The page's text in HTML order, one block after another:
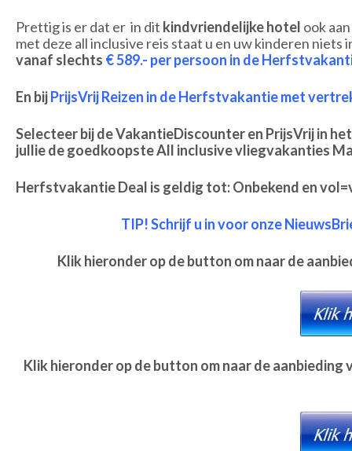
Prettig is er dat er in dit kindvriendelijke hotel ook
met deze all inclusive reis staat u en uw kinderen
vanaf slechts € 589.- per persoon in de
En bijPrijsVrij Reizen in de Herfstvakantie met
Selecteer bij de VakantieDiscounter en PrijsVrij in
jullie de goedkoopste All inclusive vliegvakanties
Herfstvakantie Deal is geldig tot: Onbekend en
TIP! Schrijf u in voor onze
Klik hieronder op de button om naar de
Klik hieronder op de button om naar de aanbieding